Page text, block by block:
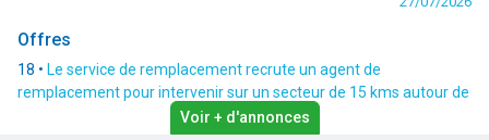
Offres
18 • Le service de remplacement recrute un agent de
remplacement pour intervenir sur un secteur de 15 kms autour de
Lury-sur-Arnon. Activités : traite, alimentation, entretien et
Voir + d'annonces